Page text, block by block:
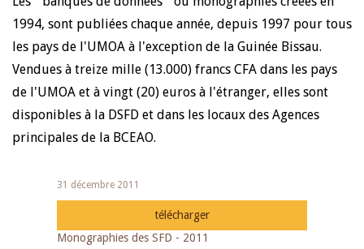
1994, sont publiées chaque année, depuis 1997 pour tous
les pays de l'UMOA à l'exception de la Guinée Bissau.
Vendues à treize mille (13.000) francs CFA dans les pays
de l'UMOA et à vingt (20) euros à l'étranger, elles sont
disponibles à la DSFD et dans les locaux des Agences
principales de la BCEAO.
31 décembre 2011
télécharger
Monographies des SFD - 2011